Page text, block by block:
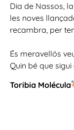
Dia de Nassos,
les noves
recambra, per
És meravellós
Quin bé que sigui
Toribia Molécula